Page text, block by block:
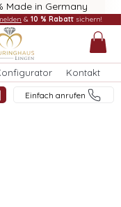
Made in Germany
Kontakt
Einfach anrufen
& 10 % Rabatt sichern!